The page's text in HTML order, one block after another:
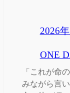
2026
ONE
「これが命
みながら言